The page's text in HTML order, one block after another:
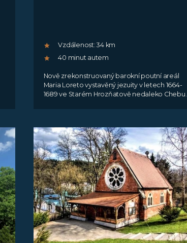
Vzdálenost: 34 km
40 minut autem
Nově zrekonstruovaný barokní poutní areál
Maria Loreto vystavěný jezuity v letech 1664-
1689 ve Starém Hrozňatově nedaleko Chebu.